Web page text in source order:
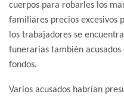
cuerpos para robarles los
familiares precios excesivos
los trabajadores se
funerarias también
fondos.
Varios acusados habrían